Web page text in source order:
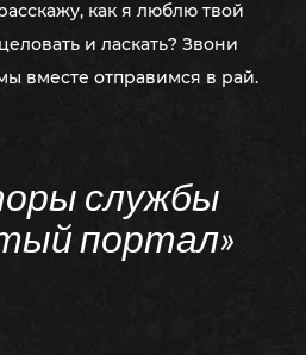
как я люблю твой
и ласкать? Звони
вместе отправимся в рай.
службы
портал»